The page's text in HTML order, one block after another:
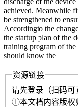
discharge of the
achieved. Meanwhile
be strengthened to
Accordingto the
the startup plan of the
training program of the
should know the
资源链接
请先登录（扫码可
①本文档内容版权